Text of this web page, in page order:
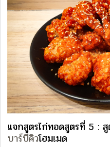
แจกสูตรไก่ทอดสูตรที่ 5 :
บาร์บีคิวโฮมเมด